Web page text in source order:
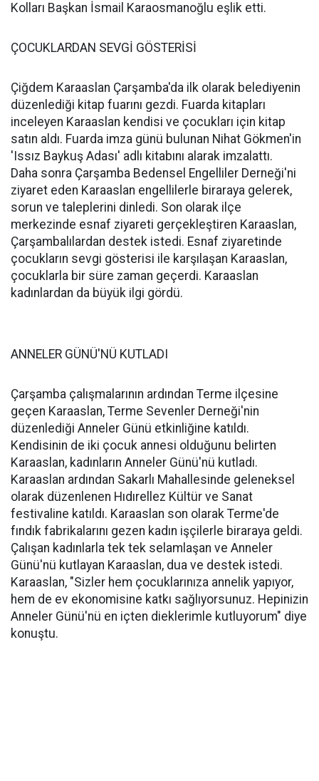
Kolları Başkan İsmail Karaosmanoğlu eşlik etti.
ÇOCUKLARDAN SEVGİ GÖSTERİSİ
Çiğdem Karaaslan Çarşamba'da ilk olarak belediyenin
düzenlediği kitap fuarını gezdi. Fuarda kitapları
inceleyen Karaaslan kendisi ve çocukları için kitap
satın aldı. Fuarda imza günü bulunan Nihat Gökmen'in
'Issız Baykuş Adası' adlı kitabını alarak imzalattı.
Daha sonra Çarşamba Bedensel Engelliler Derneği'ni
ziyaret eden Karaaslan engellilerle biraraya gelerek,
sorun ve taleplerini dinledi. Son olarak ilçe
merkezinde esnaf ziyareti gerçekleştiren Karaaslan,
Çarşambalılardan destek istedi. Esnaf ziyaretinde
çocukların sevgi gösterisi ile karşılaşan Karaaslan,
çocuklarla bir süre zaman geçerdi. Karaaslan
kadınlardan da büyük ilgi gördü.
ANNELER GÜNÜ'NÜ KUTLADI
Çarşamba çalışmalarının ardından Terme ilçesine
geçen Karaaslan, Terme Sevenler Derneği'nin
düzenlediği Anneler Günü etkinliğine katıldı.
Kendisinin de iki çocuk annesi olduğunu belirten
Karaaslan, kadınların Anneler Günü'nü kutladı.
Karaaslan ardından Sakarlı Mahallesinde geleneksel
olarak düzenlenen Hıdırellez Kültür ve Sanat
festivaline katıldı. Karaaslan son olarak Terme'de
fındık fabrikalarını gezen kadın işçilerle biraraya geldi.
Çalışan kadınlarla tek tek selamlaşan ve Anneler
Günü'nü kutlayan Karaaslan, dua ve destek istedi.
Karaaslan, "Sizler hem çocuklarınıza annelik yapıyor,
hem de ev ekonomisine katkı sağlıyorsunuz. Hepinizin
Anneler Günü'nü en içten dieklerimle kutluyorum" diye
konuştu.